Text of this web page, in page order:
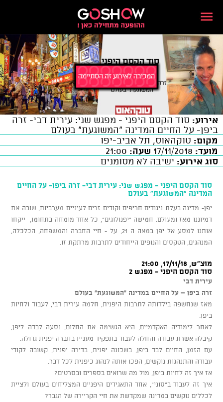
אירוע: סוד הקסם היפני - מפגש שני: עירית דבי- זרה
ביפן- על החיים המדינה "המשוגעת" בעולם
מקום: טוקהאוס, תל אביב-יפו
מועד:
שעה:
סוג אירוע: ישיבה לא מסומנים
סוד הקסם היפני - מפגש שני: עירית דבי- זרה ביפן- על החיים
המדינה "המשוגעת" בעולם
יפן- מדינה בעלת ניגודים חריפים וקודים זרים לעיניים מערביות, שובה את
דמיוננו מאז ומעולם. חמישה "יפנולוגים", כל אחד מומחה בתחומו, ייקחו
אותנו למסע אל יפן במאה ה 21, על - חיי החברה והמשפחה, הכלכלה,
המנהגים, הטקסים והנופים הייחודים לתרבות מרתקת זו.
מוצ"ש, 17/11/18, 21:00
סוד הקסם היפני - מפגש 2
עירית דבי
זרה ביפן – על החיים במדינה "המשוגעת" בעולם
מאז שנחשפה בילדותה לתרבות היפנית, חלמה עירית דבי, לעבוד ולחיות
ביפן.
לאחר לימודיה האקדמיים, היא הגשימה את החלום, נסעה לבדה ליפן,
קיבלה אשרת עבודה והחלה לעבוד בתפקיד מעניין בחברה יפנית גדולה.
עם הזמן, החיים לבד ביפן, בשכונה יפנית, בדירה יפנית, קשובה לקודי
עבודה והתנהגות נוקשים, הפכו אותה לנהוג כיפנית לכל דבר.
אז איך זה לחיות ביפן, מול מה שרואים בספרים ובסרטים?
איך זה לעבוד ב"סוני", אחד התאגידים היפניים המצליחים בעולם ולציית
לכללים נוקשים במדינה שמקדשת את חיי הקריירה של הגבר?